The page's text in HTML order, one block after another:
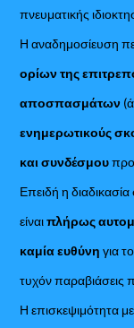
πνευματικής
Η αναδημοσίευση
ορίων της
αποσπασμάτων
ενημερωτικούς
και συνδέσμου
Επειδή η
είναιπλήρως
καμία ευθύνη για
τυχόν παραβιάσεις
Η επισκεψιμότητα